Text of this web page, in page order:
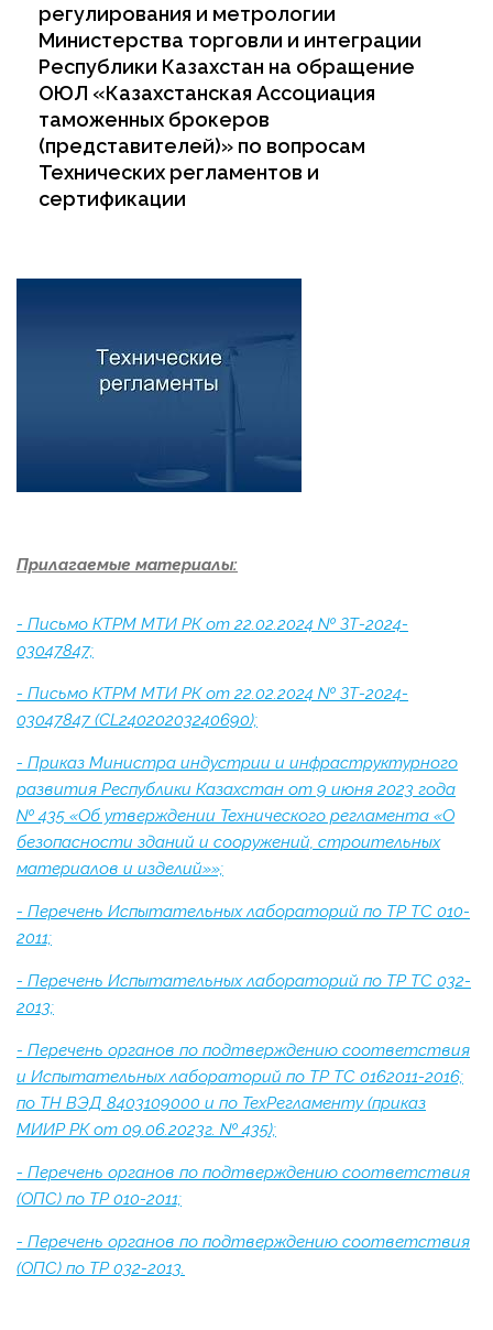
регулирования и метрологии
Министерства торговли и интеграции
Республики Казахстан на обращение
ОЮЛ «Казахстанская Ассоциация
таможенных брокеров
(представителей)» по вопросам
Технических регламентов и
сертификации
Прилагаемые материалы:
- Письмо КТРМ МТИ РК от 22.02.2024 № ЗТ-2024-
03047847;
- Письмо КТРМ МТИ РК от 22.02.2024 № ЗТ-2024-
03047847 (CL24020203240690);
- Приказ Министра индустрии и инфраструктурного
развития Республики Казахстан от 9 июня 2023 года
№ 435 «Об утверждении Технического регламента «О
безопасности зданий и сооружений, строительных
материалов и изделий»»;
- Перечень Испытательных лабораторий по ТР ТС 010-
2011;
- Перечень Испытательных лабораторий по ТР ТС 032-
2013;
- Перечень органов по подтверждению соответствия
и Испытательных лабораторий по ТР ТС 0162011-2016;
по ТН ВЭД 8403109000 и по ТехРегламенту (приказ
МИИР РК от 09.06.2023г. № 435);
- Перечень органов по подтверждению соответствия
(ОПС) по ТР 010-2011;
- Перечень органов по подтверждению соответствия
(ОПС) по ТР 032-2013.